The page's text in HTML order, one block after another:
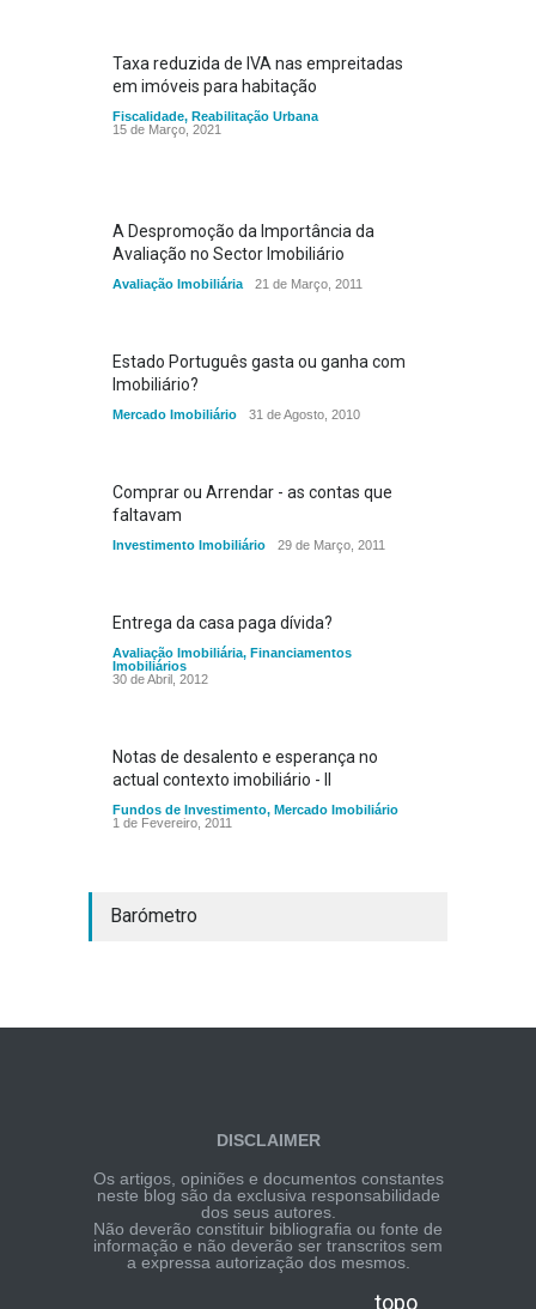
Taxa reduzida de IVA nas empreitadas
em imóveis para habitação
Fiscalidade, Reabilitação Urbana
15 de Março, 2021
A Despromoção da Importância da
Avaliação no Sector Imobiliário
Avaliação Imobiliária 21 de Março, 2011
Estado Português gasta ou ganha com
Imobiliário?
Mercado Imobiliário 31 de Agosto, 2010
Comprar ou Arrendar - as contas que
faltavam
Investimento Imobiliário 29 de Março, 2011
Entrega da casa paga dívida?
Avaliação Imobiliária, Financiamentos
Imobiliários
30 de Abril, 2012
Notas de desalento e esperança no
actual contexto imobiliário - II
Fundos de Investimento, Mercado Imobiliário
1 de Fevereiro, 2011
Barómetro
DISCLAIMER
Os artigos, opiniões e documentos constantes
neste blog são da exclusiva responsabilidade
dos seus autores.
Não deverão constituir bibliografia ou fonte de
informação e não deverão ser transcritos sem
a expressa autorização dos mesmos.
topo